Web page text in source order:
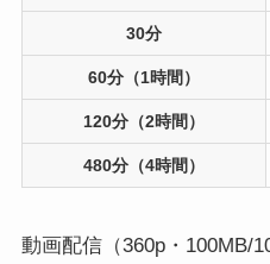
30分
60分（1時間）
120分（2時間）
480分（4時間）
動画配信（360p・100MB/